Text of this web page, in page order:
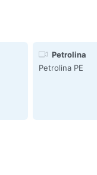
Petrolina
Petrolina PE